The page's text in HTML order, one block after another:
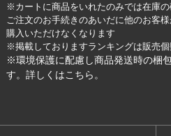
※カートに商品をいれたのみでは在庫
ご注文のお手続きのあいだに他のお客
購入いただけなくなります
※掲載しておりますランキングは販売
※環境保護に配慮し商品発送時の梱
す。詳しくはこちら 。